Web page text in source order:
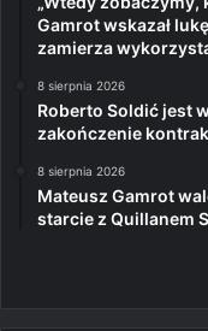
Gamrot wskazał
zamierza
8 sierpnia 2026
Roberto Soldić jest
zakończenie
8 sierpnia 2026
Mateusz Gamrot
starcie z Quillanem